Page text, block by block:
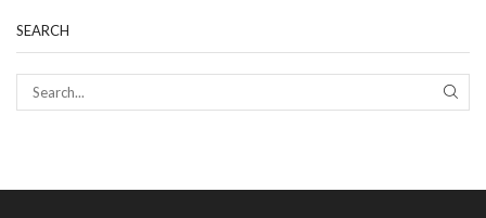
SEARCH